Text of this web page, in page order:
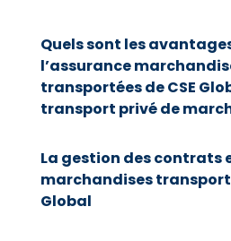
Quels sont les
l’assurance
transportées de CSE
transport privé de
La gestion des contrats
marchandises
Global